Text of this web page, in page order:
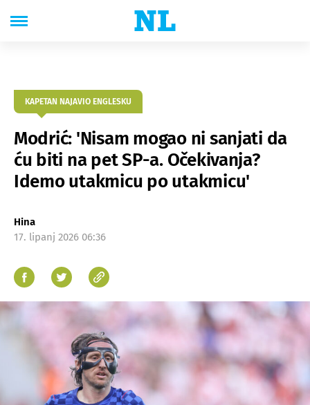
KAPETAN NAJAVIO ENGLESKU
Modrić: 'Nisam mogao ni sanjati da
ću biti na pet SP-a. Očekivanja?
Idemo utakmicu po utakmicu'
Hina
17. lipanj 2026 06:36